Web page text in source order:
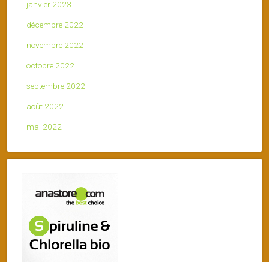
janvier 2023
décembre 2022
novembre 2022
octobre 2022
septembre 2022
août 2022
mai 2022